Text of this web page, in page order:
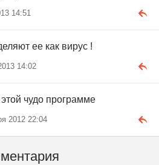
14:51
ее как вирус !
14:02
чудо программе
2012 22:04